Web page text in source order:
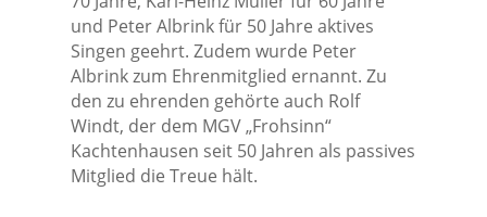
und Peter Albrink für 50 Jahre aktives
Singen geehrt. Zudem wurde Peter
Albrink zum Ehrenmitglied ernannt. Zu
den zu ehrenden gehörte auch Rolf
Windt, der dem MGV „Frohsinn“
Kachtenhausen seit 50 Jahren als passives
Mitglied die Treue hält.